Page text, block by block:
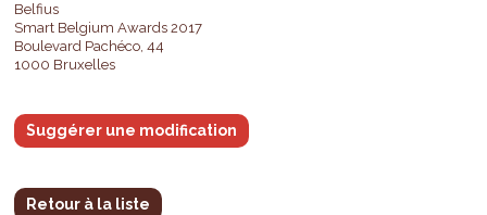
Belfius
Smart Belgium Awards 2017
Boulevard Pachéco, 44
1000 Bruxelles
Suggérer une modification
Retour à la liste